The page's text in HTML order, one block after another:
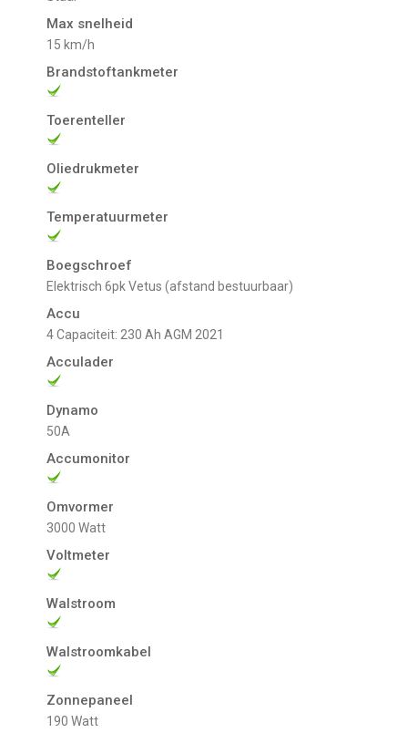
Max snelheid
15 km/h
Brandstoftankmeter
Toerenteller
Oliedrukmeter
Temperatuurmeter
Boegschroef
Elektrisch 6pk Vetus (afstand bestuurbaar)
Accu
4 Capaciteit: 230 Ah AGM 2021
Acculader
Dynamo
50A
Accumonitor
Omvormer
3000 Watt
Voltmeter
Walstroom
Walstroomkabel
Zonnepaneel
190 Watt